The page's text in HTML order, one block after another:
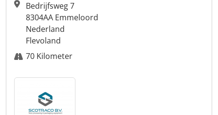
Bedrijfsweg 7
8304AA Emmeloord
Nederland
Flevoland
70 Kilometer